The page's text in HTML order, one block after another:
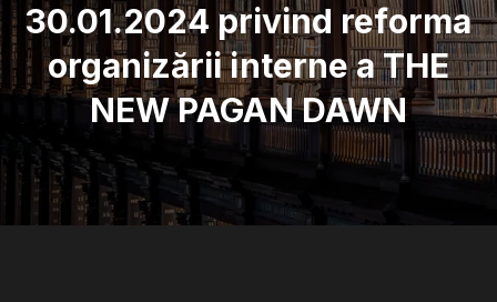
30.01.2024 privind reforma
organizării interne a THE
NEW PAGAN DAWN